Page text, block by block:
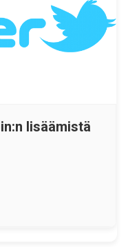
lisäämistä